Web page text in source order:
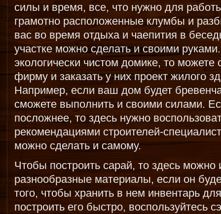
силы и время, все, что нужно для
грамотно расположенные клумбы и
вас во время отдыха и чаепития в
участке можно сделать и своими
экологически чистом домике, то можете
фирму и заказать у них проект жилого
Например, если ваш дом будет
сможете выполнить и своими силами.
посложнее, то здесь нужно
рекомендациями строителей-
можно сделать и самому.
Чтобы построить сарай, то здесь можно
разнообразные материалы, если он
того, чтобы хранить в нем инвентарь
построить его быстро, воспользуйтесь